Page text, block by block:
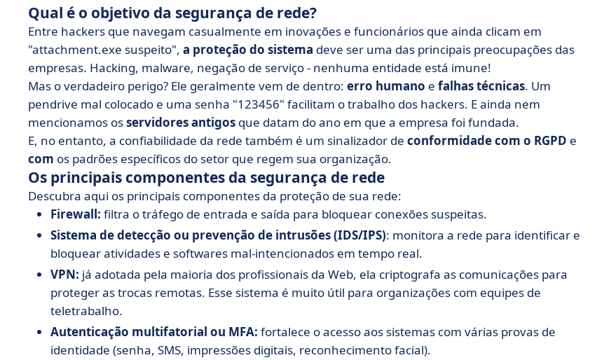
Qual é o objetivo da segurança de rede?
Entre hackers que navegam casualmente em inovações e funcionários que ainda clicam em
"attachment.exe suspeito", a proteção do sistema deve ser uma das principais preocupações das
empresas. Hacking, malware, negação de serviço - nenhuma entidade está imune!
Mas o verdadeiro perigo? Ele geralmente vem de dentro: erro humano e falhas técnicas. Um
pendrive mal colocado e uma senha "123456" facilitam o trabalho dos hackers. E ainda nem
mencionamos osservidores antigos que datam do ano em que a empresa foi fundada.
E, no entanto, a confiabilidade da rede também é um sinalizador de conformidade com o RGPD e
com os padrões específicos do setor que regem sua organização.
Os principais componentes da segurança de rede
Descubra aqui os principais componentes da proteção de sua rede:
Firewall: filtra o tráfego de entrada e saída para bloquear conexões suspeitas.
Sistema de detecção ou prevenção de intrusões (IDS/IPS): monitora a rede para identificar e
bloquear atividades e softwares mal-intencionados em tempo real.
VPN: já adotada pela maioria dos profissionais da Web, ela criptografa as comunicações para
proteger as trocas remotas. Esse sistema é muito útil para organizações com equipes de
teletrabalho.
Autenticação multifatorial ou MFA: fortalece o acesso aos sistemas com várias provas de
identidade (senha, SMS, impressões digitais, reconhecimento facial).